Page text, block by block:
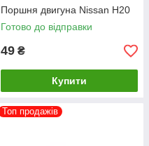
Поршня двигуна Nissan H20
Готово до відправки
49 ₴
Купити
Топ продажів